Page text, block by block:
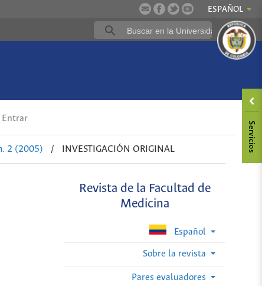
ESPAÑOL
Entrar
2 (2005) / INVESTIGACIÓN ORIGINAL
Revista de la Facultad de
Medicina
Español
Sobre la revista
Pares evaluadores